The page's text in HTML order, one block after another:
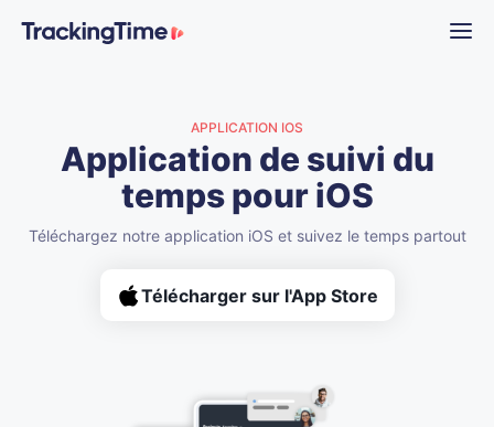
APPLICATION IOS
Application de suivi du
temps pour iOS
Téléchargez notre application iOS et suivez le temps partout
Télécharger sur l'App Store